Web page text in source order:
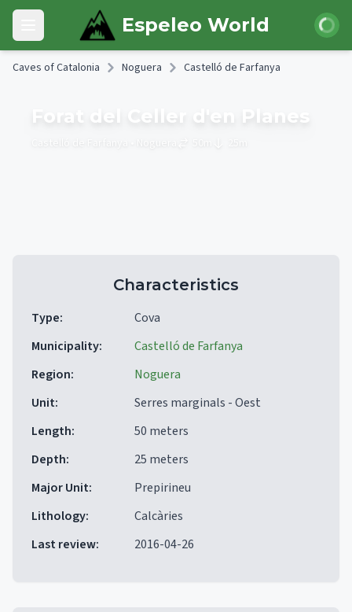
Skip to main content
Open main menu Espeleo World Login
Caves of Catalonia Noguera Castelló de Farfanya
Forat del Celler d'en Planes
Characteristics
Type:
Cova
Municipality:
Castelló de Farfanya
Region:
Noguera
Unit:
Serres marginals - Oest
Length:
50 meters
Depth:
25 meters
Major Unit:
Prepirineu
Lithology:
Calcàries
Last review: 2016-04-26